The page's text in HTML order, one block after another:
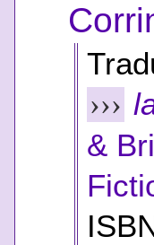
›››
&